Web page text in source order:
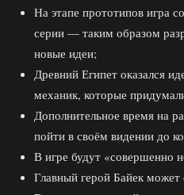
На этапе прототипов игра
серии — таким образом
новые идеи;
Древний Египет оказался
механик, которые
Дополнительное время на
пойти в своём видении до
В игре будут «совершенно
Главный герой Байек может